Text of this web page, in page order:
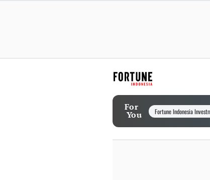
For
You Fortune Indonesia